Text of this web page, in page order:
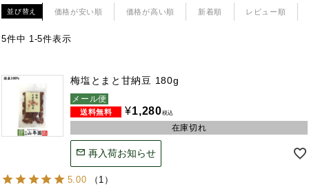
並び替え 価格が安い順 価格が高い順 新着順 レビュー順
5件中 1 -5件表示
梅塩とまと甘納豆 180g
メール便
¥1,280税込
在庫切れ
再入荷お知らせ
5.00 （ 1 ）